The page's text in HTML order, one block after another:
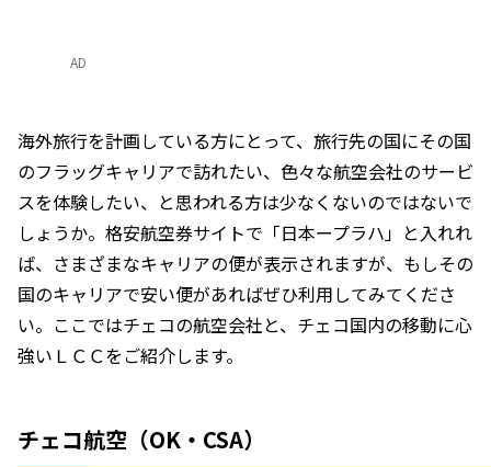
AD
海外旅行を計画している方にとって、旅行先の国にその国
のフラッグキャリアで訪れたい、色々な航空会社のサービ
スを体験したい、と思われる方は少なくないのではないで
しょうか。格安航空券サイトで「日本ープラハ」と入れれ
ば、さまざまなキャリアの便が表示されますが、もしその
国のキャリアで安い便があればぜひ利用してみてくださ
い。ここではチェコの航空会社と、チェコ国内の移動に心
強いＬＣＣをご紹介します。
チェコ航空（OK・CSA）